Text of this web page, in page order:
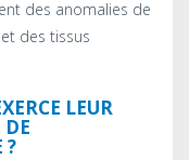
des anomalies de
des tissus
LEUR
?